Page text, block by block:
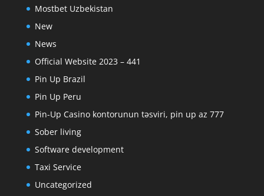
Mostbet Uzbekistan
New
News
Official Website 2023 – 441
Pin Up Brazil
Pin Up Peru
Pin-Up Casino kontorunun təsviri, pin up az 777
Sober living
Software development
Taxi Service
Uncategorized